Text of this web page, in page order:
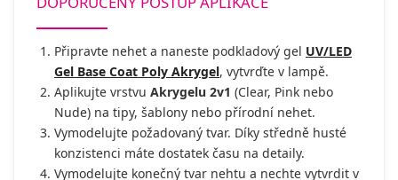
Připravte nehet a naneste podkladový gel UV/LED
Gel Base Coat Poly Akrygel, vytvrďte v lampě.
Aplikujte vrstvu Akrygelu 2v1 (Clear, Pink nebo
Nude) na tipy, šablony nebo přírodní nehet.
Vymodelujte požadovaný tvar. Díky středně husté
konzistenci máte dostatek času na detaily.
Vymodelujte konečný tvar nehtu a nechte vytvrdit v